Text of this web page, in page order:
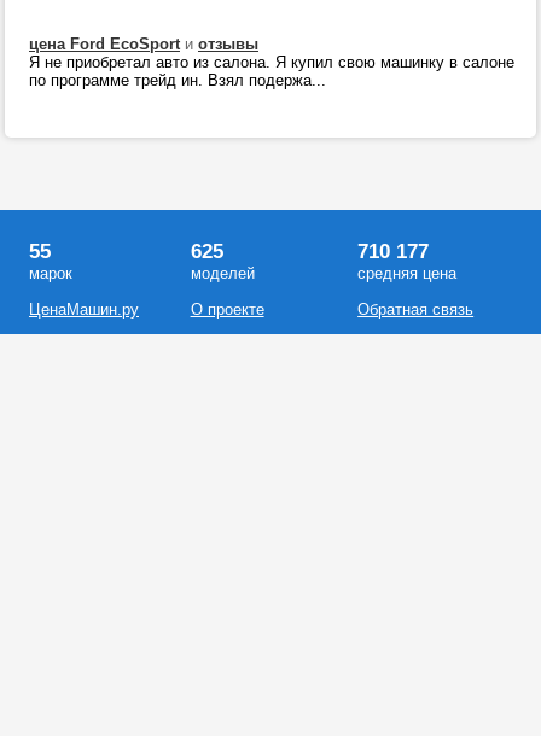
цена Ford EcoSportи отзывы
Я не приобретал авто из салона. Я купил свою машинку в салоне
по программе трейд ин. Взял подержа...
55
марок
ЦенаМашин.ру
625
моделей
О проекте
710 177
средняя цена
Обратная связь